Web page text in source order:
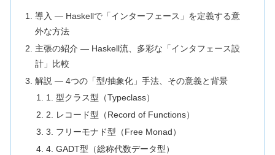
導入 ― Haskellで「インターフェース」を定義する意
外な方法
主張の紹介 ― Haskell流、多彩な「インタフェース設
計」比較
解説 ― 4つの「型/抽象化」手法、その意義と背景
1. 型クラス型（Typeclass）
2. レコード型（Record of Functions）
3. フリーモナド型（Free Monad）
4. GADT型（総称代数データ型）